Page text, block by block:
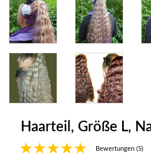
Haarteil, Größe L,
Bewertungen (5)